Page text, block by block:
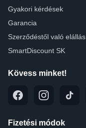
Gyakori kérdések
Garancia
Szerződéstől való elállás
SmartDiscount SK
Kövess minket!
Fizetési módok